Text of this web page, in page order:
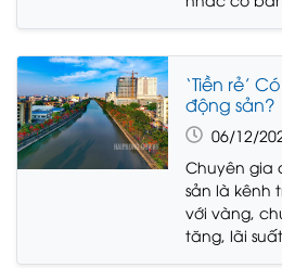
‘Tiền rẻ’
động sản?
06/12/
Chuyên gia
sản là kênh
với vàng,
tăng, lãi